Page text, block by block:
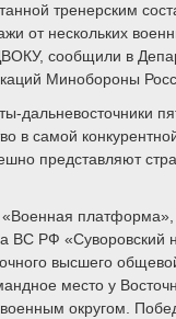
тренерским
от нескольких
сообщили в
Минобороны
дальневосточники
в самой
представляют
платформа»,
ВС РФ «Суворовский
высшего
место у
округом.